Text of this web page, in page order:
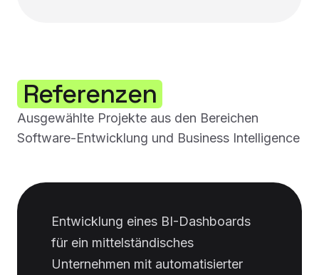
Referenzen
Ausgewählte Projekte aus den Bereichen
Software-Entwicklung und Business Intelligence
Entwicklung eines BI-Dashboards
für ein mittelständisches
Unternehmen mit automatisierter